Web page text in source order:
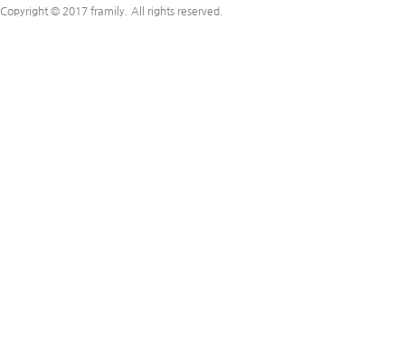
Copyright © 2017 framily. All rights reserved.